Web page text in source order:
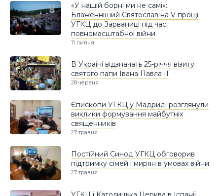
«У нашій борні ми не самі»:
Блаженніший Святослав на V прощі
УГКЦ до Зарваниці під час
повномасштабної війни
11 липня
В Україні відзначать 25-річчя візиту
святого папи Івана Павла ІІ
28 червня
Єпископи УГКЦ у Мадриді розглянули
виклики формування майбутніх
священників
27 травня
Постійний Синод УГКЦ обговорив
підтримку сімей і мирян в умовах війни
27 травня